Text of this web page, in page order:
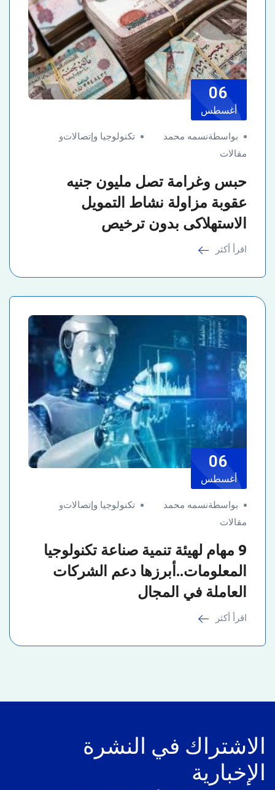
06
أغسطس
بواسطةنسمه محمد تكنولوجيا وإتصالاتو
مقالات
حبس وغرامة تصل مليون جنيه
عقوبة مزاولة نشاط التمويل
الاستهلاكى بدون ترخيص
اقرأ أكثر
06
أغسطس
بواسطةنسمه محمد تكنولوجيا وإتصالاتو
مقالات
9 مهام لهيئة تنمية صناعة تكنولوجيا
المعلومات..أبرزها دعم الشركات
العاملة في المجال
اقرأ أكثر
الاشتراك في النشرة
الإخبارية